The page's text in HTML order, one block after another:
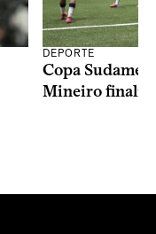
DEPORTE
Copa
Mineiro